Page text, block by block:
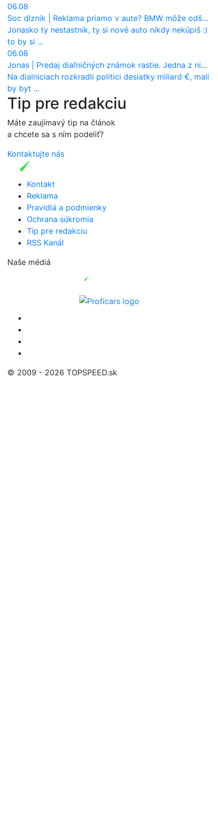
06.08
Soc dlznik
Reklama priamo v aute? BMW môže odštartovať nový trend
Jonasko ty nestastnik, ty si nové auto nikdy nekúpiš :)
to by si ...
06.08
Jonas
Predaj diaľničných známok rastie. Jedna z nich zaznamenala nečakane výrazný nárast
Na dialniciach rozkradli politici desiatky miliard €, mali
by byt ...
Tip pre redakciu
Máte zaujímavý tip na článok
a chcete sa s ním podeliť?
Kontaktujte nás
Kontakt
Reklama
Pravidlá a podmienky
Ochrana súkromia
Tip pre redakciu
RSS Kanál
Naše médiá
© 2009 - 2026 TOPSPEED.sk